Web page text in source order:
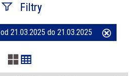
Filtry
od 21.03.2025 do 21.03.2025